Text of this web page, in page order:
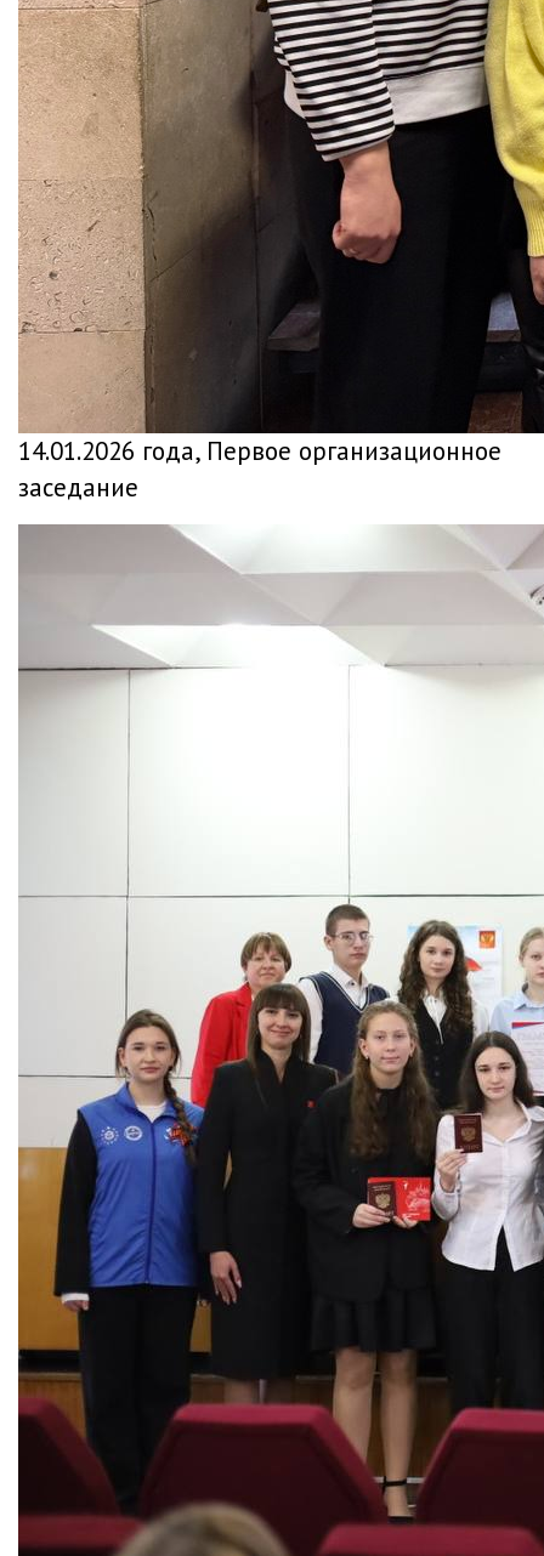
14.01.2026 года, Первое организационное
заседание